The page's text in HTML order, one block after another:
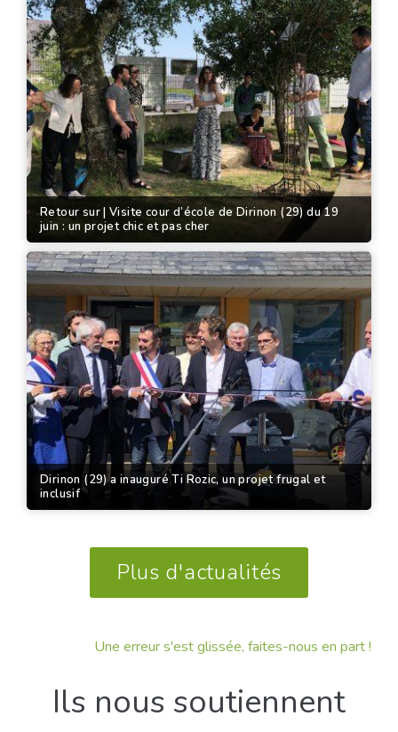
Retour sur | Visite cour d’école de Dirinon (29) du 19
juin : un projet chic et pas cher
Dirinon (29) a inauguré Ti Rozic, un projet frugal et
inclusif
Plus d'actualités
Une erreur s'est glissée, faites-nous en part !
Ils nous soutiennent